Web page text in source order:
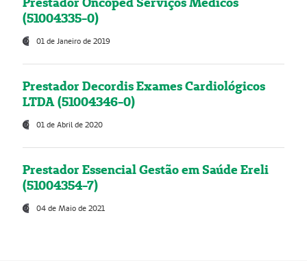
(51004335-0)
01 de Janeiro de 2019
Prestador Decordis Exames Cardiológicos
LTDA (51004346-0)
01 de Abril de 2020
Prestador Essencial Gestão em Saúde Ereli
(51004354-7)
04 de Maio de 2021